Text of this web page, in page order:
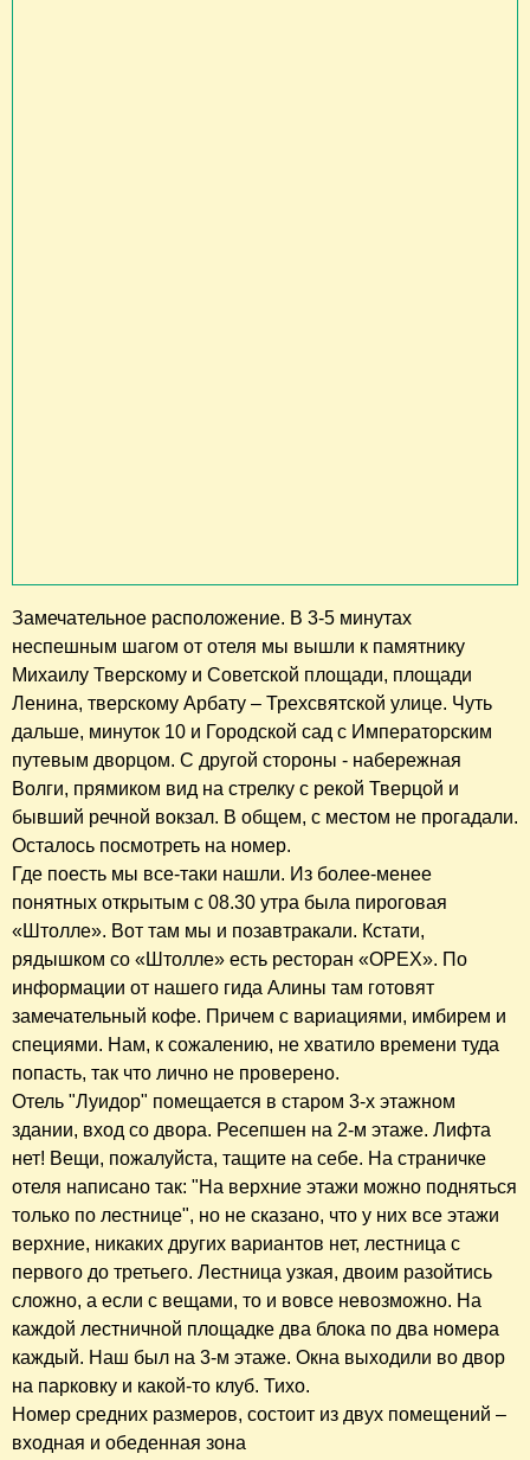
Замечательное расположение. В 3-5 минутах
неспешным шагом от отеля мы вышли к памятнику
Михаилу Тверскому и Советской площади, площади
Ленина, тверскому Арбату – Трехсвятской улице. Чуть
дальше, минуток 10 и Городской сад с Императорским
путевым дворцом. С другой стороны - набережная
Волги, прямиком вид на стрелку с рекой Тверцой и
бывший речной вокзал. В общем, с местом не прогадали.
Осталось посмотреть на номер.
Где поесть мы все-таки нашли. Из более-менее
понятных открытым с 08.30 утра была пироговая
«Штолле». Вот там мы и позавтракали. Кстати,
рядышком со «Штолле» есть ресторан «ОРЕХ». По
информации от нашего гида Алины там готовят
замечательный кофе. Причем с вариациями, имбирем и
специями. Нам, к сожалению, не хватило времени туда
попасть, так что лично не проверено.
Отель "Луидор" помещается в старом 3-х этажном
здании, вход со двора. Ресепшен на 2-м этаже. Лифта
нет! Вещи, пожалуйста, тащите на себе. На страничке
отеля написано так: "На верхние этажи можно подняться
только по лестнице", но не сказано, что у них все этажи
верхние, никаких других вариантов нет, лестница с
первого до третьего. Лестница узкая, двоим разойтись
сложно, а если с вещами, то и вовсе невозможно. На
каждой лестничной площадке два блока по два номера
каждый. Наш был на 3-м этаже. Окна выходили во двор
на парковку и какой-то клуб. Тихо.
Номер средних размеров, состоит из двух помещений –
входная и обеденная зона